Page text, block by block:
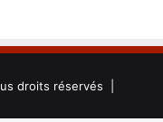
droits réservés |